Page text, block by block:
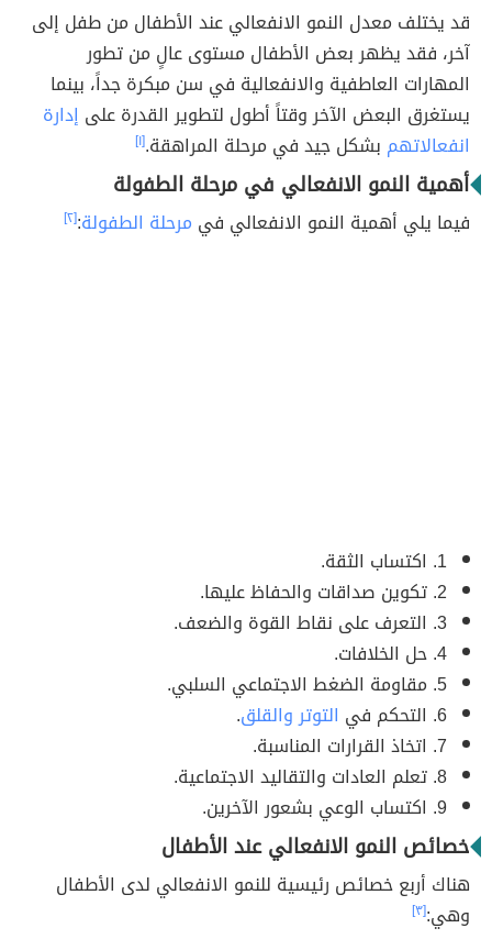
قد يختلف معدل النمو الانفعالي عند الأطفال من طفل إلى
آخر، فقد يظهر بعض الأطفال مستوى عالٍ من تطور
المهارات العاطفية والانفعالية في سن مبكرة جداً، بينما
يستغرق البعض الآخر وقتاً أطول لتطوير القدرة على إدارة
انفعالاتهم بشكل جيد في مرحلة المراهقة.[١]
أهمية النمو الانفعالي في مرحلة الطفولة
فيما يلي أهمية النمو الانفعالي في مرحلة الطفولة:[٢]
1. اكتساب الثقة.
2. تكوين صداقات والحفاظ عليها.
3. التعرف على نقاط القوة والضعف.
4. حل الخلافات.
5. مقاومة الضغط الاجتماعي السلبي.
6. التحكم في
التوتر والقلق.
7. اتخاذ القرارات المناسبة.
8. تعلم العادات والتقاليد الاجتماعية.
9. اكتساب الوعي بشعور الآخرين.
خصائص النمو الانفعالي عند الأطفال
هناك أربع خصائص رئيسية للنمو الانفعالي لدى الأطفال
وهي:[٣]